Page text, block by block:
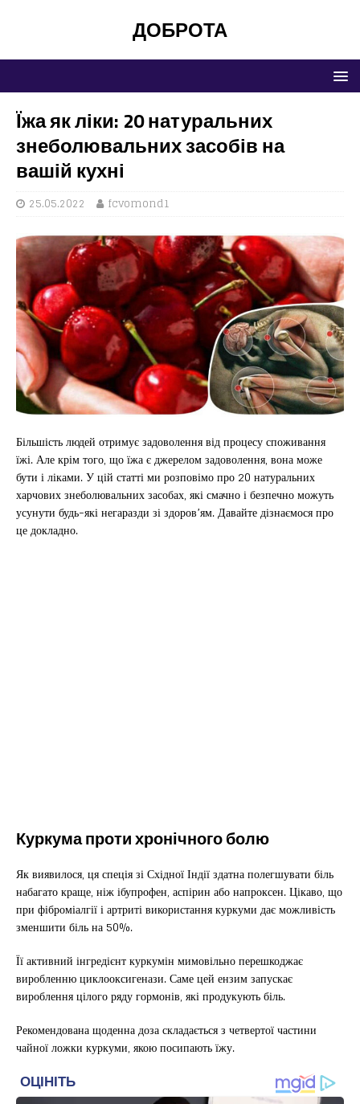
ДОБРОТА
Їжа як ліки: 20 натуральних
знеболювальних засобів на
вашій кухні
25.05.2022 fcvomond1
Більшість людей отримує задоволення від процесу споживання
їжі. Але крім того, що їжа є джерелом задоволення, вона може
бути і ліками. У цій статті ми розповімо про 20 натуральних
харчових знеболювальних засобах, які смачно і безпечно можуть
усунути будь-які негаразди зі здоров’ям. Давайте дізнаємося про
це докладно.
Куркума проти хронічного болю
Як виявилося, ця спеція зі Східної Індії здатна полегшувати біль
набагато краще, ніж ібупрофен, аспірин або напроксен. Цікаво, що
при фіброміалгії і артриті використання куркуми дає можливість
зменшити біль на 50%.
Її активний інгредієнт куркумін мимовільно перешкоджає
виробленню циклооксигенази. Саме цей ензим запускає
вироблення цілого ряду гормонів, які продукують біль.
Рекомендована щоденна доза складається з четвертої частини
чайної ложки куркуми, якою посипають їжу.